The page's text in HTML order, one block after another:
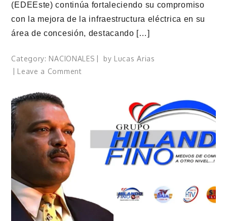
(EDEEste) continúa fortaleciendo su compromiso
con la mejora de la infraestructura eléctrica en su
área de concesión, destacando […]
Category: NACIONALES by Lucas Arias
Leave a Commenton
público